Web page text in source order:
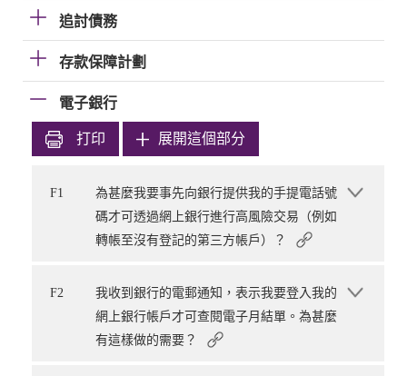
追討債務
存款保障計劃
電子銀行
打印 展開這個部分
F1
為甚麼我要事先向銀行提供我的手提電話號
碼才可透過網上銀行進行高風險交易（例如
轉帳至沒有登記的第三方帳戶）？
F2
我收到銀行的電郵通知，表示我要登入我的
網上銀行帳戶才可查閱電子月結單。為甚麼
有這樣做的需要？